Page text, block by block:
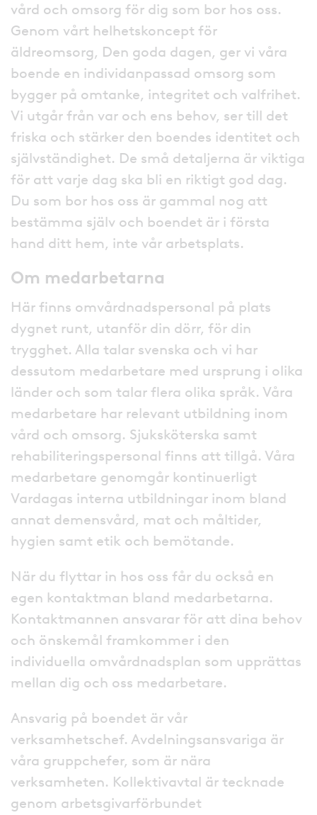
vård och omsorg för dig som bor hos oss.
Genom vårt helhetskoncept för
äldreomsorg, Den goda dagen, ger vi våra
boende en individanpassad omsorg som
bygger på omtanke, integritet och valfrihet.
Vi utgår från var och ens behov, ser till det
friska och stärker den boendes identitet och
självständighet. De små detaljerna är viktiga
för att varje dag ska bli en riktigt god dag.
Du som bor hos oss är gammal nog att
bestämma själv och boendet är i första
hand ditt hem, inte vår arbetsplats.
Om medarbetarna
Här finns omvårdnadspersonal på plats
dygnet runt, utanför din dörr, för din
trygghet. Alla talar svenska och vi har
dessutom medarbetare med ursprung i olika
länder och som talar flera olika språk. Våra
medarbetare har relevant utbildning inom
vård och omsorg. Sjuksköterska samt
rehabiliteringspersonal finns att tillgå. Våra
medarbetare genomgår kontinuerligt
Vardagas interna utbildningar inom bland
annat demensvård, mat och måltider,
hygien samt etik och bemötande.
När du flyttar in hos oss får du också en
egen kontaktman bland medarbetarna.
Kontaktmannen ansvarar för att dina behov
och önskemål framkommer i den
individuella omvårdnadsplan som upprättas
mellan dig och oss medarbetare.
Ansvarig på boendet är vår
verksamhetschef. Avdelningsansvariga är
våra gruppchefer, som är nära
verksamheten. Kollektivavtal är tecknade
genom arbetsgivarförbundet